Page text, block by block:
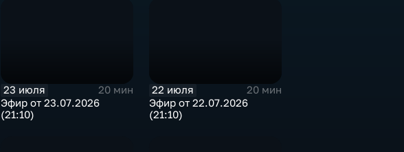
23 июля
20 мин
Эфир от 23.07.2026
(21:10)
22 июля
20 мин
Эфир от 22.07.2026
(21:10)